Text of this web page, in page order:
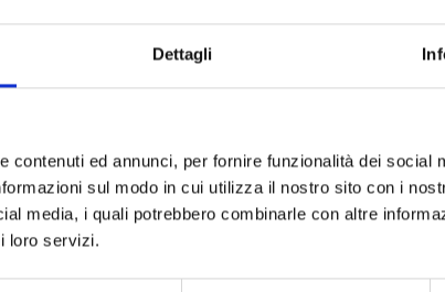
Dettagli
contenuti ed annunci, per fornire funzionalità dei social
sul modo in cui utilizza il nostro sito con i
media, i quali potrebbero combinarle con altre
loro servizi.
sull'Arno - 08/12/2026 - 15:30 - 21:00